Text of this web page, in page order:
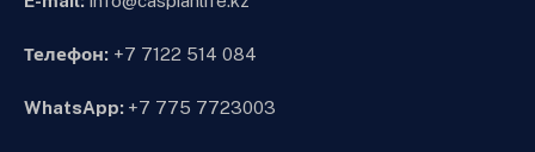
Телефон: +7 7122 514 084
WhatsApp: +7 775 7723003